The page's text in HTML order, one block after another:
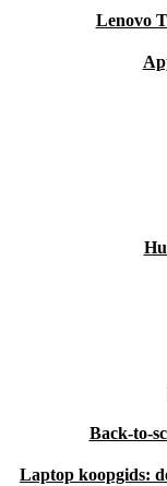
Lenovo
Back-to-
Laptop koopgids: